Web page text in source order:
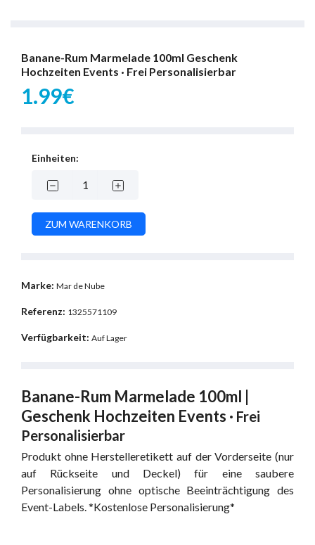
Banane-Rum Marmelade 100ml Geschenk
Hochzeiten Events · Frei Personalisierbar
1.99€
Einheiten:
Marke: Mar de Nube
Referenz: 1325571109
Verfügbarkeit: Auf Lager
Banane-Rum Marmelade 100ml |
Geschenk Hochzeiten Events · Frei
Personalisierbar
Produkt ohne Herstelleretikett auf der Vorderseite (nur
auf Rückseite und Deckel) für eine saubere
Personalisierung ohne optische Beeinträchtigung des
Event-Labels.*Kostenlose Personalisierung*